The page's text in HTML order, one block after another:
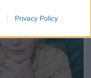
Privacy Policy